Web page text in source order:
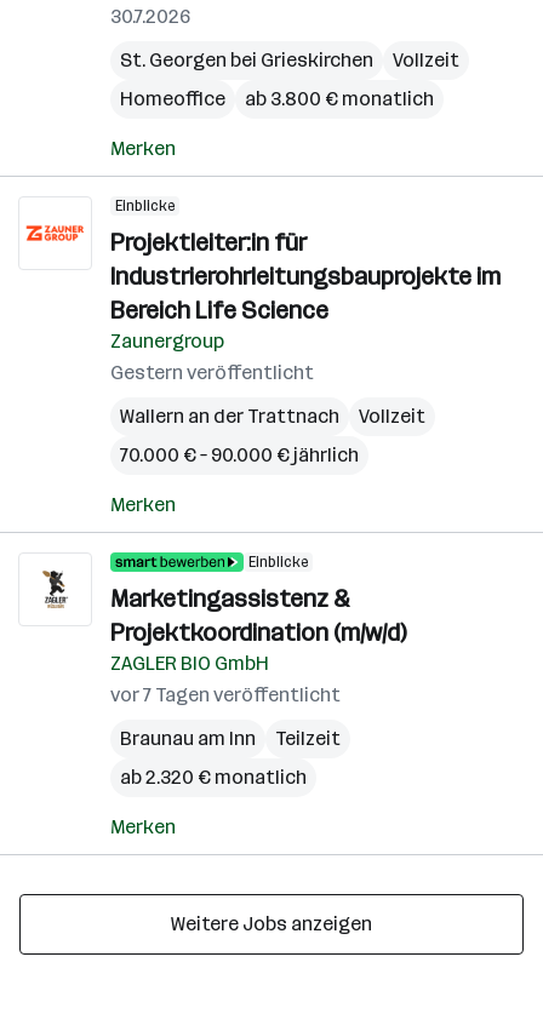
30.7.2026
St. Georgen bei Grieskirchen
Vollzeit
Homeoffice
ab 3.800 € monatlich
Merken
Einblicke
Projektleiter:in für
Industrierohrleitungsbauprojekte im
Bereich Life Science
Zaunergroup
Gestern veröffentlicht
Wallern an der Trattnach
Vollzeit
70.000 € – 90.000 € jährlich
Merken
Einblicke
Marketingassistenz &
Projektkoordination (m/w/d)
ZAGLER BIO GmbH
vor 7 Tagen veröffentlicht
Braunau am Inn
Teilzeit
ab 2.320 € monatlich
Merken
Weitere Jobs anzeigen